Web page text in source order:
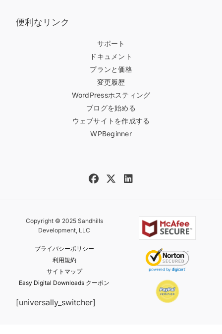
便利なリンク
サポート
ドキュメント
プランと価格
変更履歴
WordPressホスティング
ブログを始める
ウェブサイトを作成する
WPBeginner
Copyright © 2025 Sandhills
Development, LLC
プライバシーポリシー
利用規約
サイトマップ
Easy Digital Downloads クーポン
[universally_switcher]